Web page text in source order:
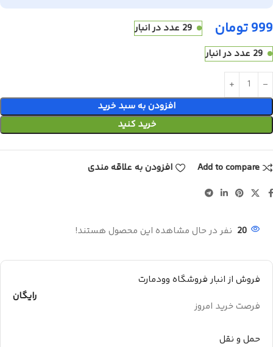
999تومان
29 عدد در انبار
29 عدد در انبار
افزودن به سبد خرید
خرید کنید
Add to compare افزودن به علاقه مندی
20 نفر در حال مشاهده این محصول هستند!
فروش از انبار فروشگاه وودمارت
فرصت خرید امروز
رایگان
حمل و نقل